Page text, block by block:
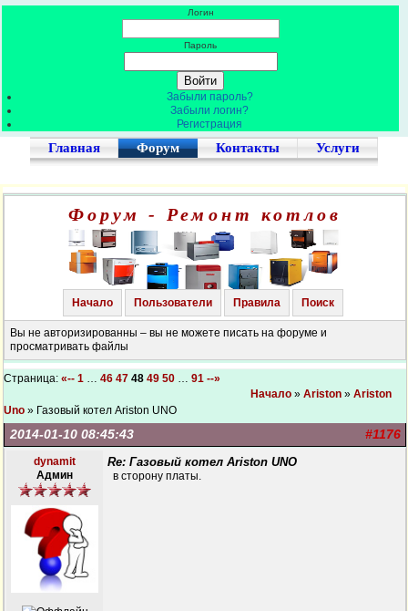
Логин
Пароль
Забыли пароль?
Забыли логин?
Регистрация
Главная Форум Контакты Услуги
Форум - Ремонт котлов
Начало Пользователи Правила Поиск
Вы не авторизированны – вы не можете писать на форуме и
просматривать файлы
Страница: «-- 1 … 46 47 48 49 50 … 91 --»
Начало » Ariston » Ariston
Uno » Газовый котел Ariston UNO
#1176
2014-01-10 08:45:43
dynamit
Админ
Re: Газовый котел Ariston UNO
в сторону платы.